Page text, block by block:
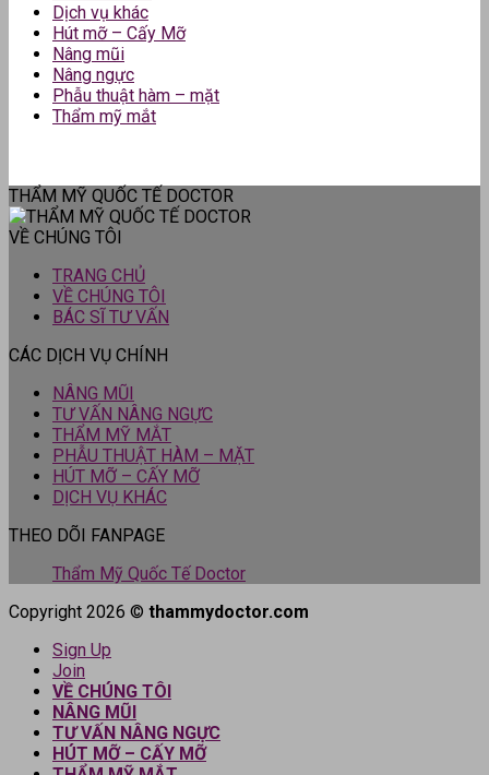
Dịch vụ khác
Hút mỡ – Cấy Mỡ
Nâng mũi
Nâng ngực
Phẫu thuật hàm – mặt
Thẩm mỹ mắt
THẨM MỸ QUỐC TẾ DOCTOR
VỀ CHÚNG TÔI
TRANG CHỦ
VỀ CHÚNG TÔI
BÁC SĨ TƯ VẤN
CÁC DỊCH VỤ CHÍNH
NÂNG MŨI
TƯ VẤN NÂNG NGỰC
THẨM MỸ MẮT
PHẪU THUẬT HÀM – MẶT
HÚT MỠ – CẤY MỠ
DỊCH VỤ KHÁC
THEO DÕI FANPAGE
Thẩm Mỹ Quốc Tế Doctor
Copyright 2026 © thammydoctor.com
Sign Up
Join
VỀ CHÚNG TÔI
NÂNG MŨI
TƯ VẤN NÂNG NGỰC
HÚT MỠ – CẤY MỠ